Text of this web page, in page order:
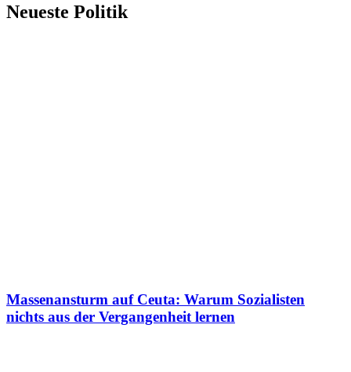
Neueste Politik
Massenansturm auf Ceuta: Warum Sozialisten
nichts aus der Vergangenheit lernen